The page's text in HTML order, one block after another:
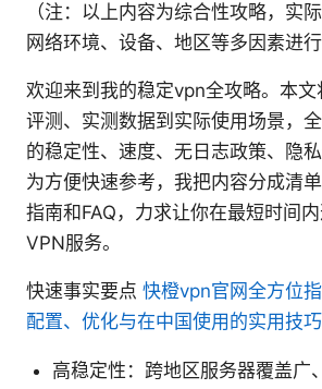
（注：以上内容为综合性攻略，实
网络环境、设备、地区等多因素进行
欢迎来到我的稳定vpn全攻略。本
评测、实测数据到实际使用场景，
的稳定性、速度、无日志政策、隐私
为方便快速参考，我把内容分成清
指南和FAQ，力求让你在最短时间
VPN服务。
快速事实要点 快橙vpn官网全方位指
配置、优化与在中国使用的实用技巧
高稳定性：跨地区服务器覆盖广